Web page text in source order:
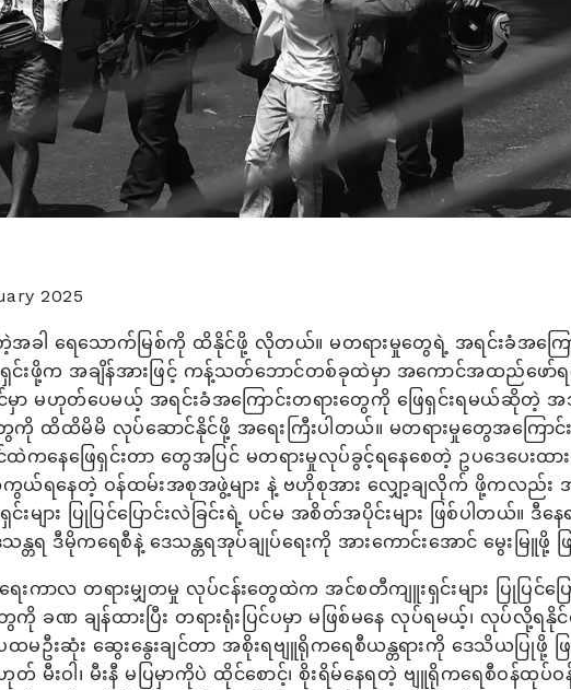
2025
ခါ ရေသောက်မြစ်ကို ထိနိုင်ဖို့ လိုတယ်။ မတရားမှုတွေရဲ့ အရင်းခံအကြော
င်းဖို့က အချိန်အားဖြင့် ကန့်သတ်ဘောင်တစ်ခုထဲမှာ အကောင်အထည်ဖော်ရ
င်မှာ မဟုတ်ပေမယ့် အရင်းခံအကြောင်းတရားတွေကို ဖြေရှင်းရမယ်ဆိုတဲ့
ကို ထိထိမိမိ လုပ်ဆောင်နိုင်ဖို့ အရေးကြီးပါတယ်။ မတရားမှုတွေအကြောင်း
နေဖြေရှင်းတာ တွေအပြင် မတရားမှုလုပ်ခွင့်ရနေစေတဲ့ ဥပဒေပေးထား
ရနေတဲ့ ဝန်ထမ်းအစုအဖွဲ့များ နဲ့ ဗဟိုစုအား လျှော့ချလိုက် ဖို့ကလည်း အ
ပြုပြင်ပြောင်းလဲခြင်းရဲ့ ပင်မ အစိတ်အပိုင်းများ ဖြစ်ပါတယ်။ ဒီနေရ
ဒီမိုကရေစီနဲ့ ဒေသန္တရအုပ်ချုပ်ရေးကို အားကောင်းအောင် မွေးမြူဖို့
ကာလ တရားမျှတမှု လုပ်ငန်းတွေထဲက အင်စတီကျူးရှင်းများ ပြုပြင်ပြေ
ကို ခဏ ချန်ထားပြီး တရားရုံးပြင်ပမှာ မဖြစ်မနေ လုပ်ရမယ့်၊ လုပ်လို့
ပထမဦးဆုံး ဆွေးနွေးချင်တာ အစိုးရဗျူရိုကရေစီယန္တရားကို ဒေသိယပြုဖို့
တ် မီးဝါ၊ မီးနီ မပြမှာကိုပဲ ထိုင်စောင့်၊ စိုးရိမ်နေရတဲ့ ဗျူရိုကရေစီဝန်ထုပ်ဝ